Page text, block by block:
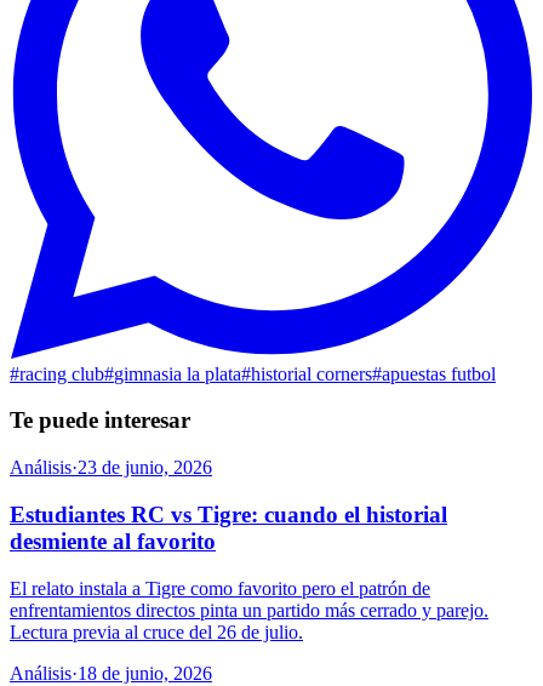
#racing club#gimnasia la plata#historial corners#apuestas futbol
Te puede interesar
Análisis·23 de junio, 2026
Estudiantes RC vs Tigre: cuando el historial
desmiente al favorito
El relato instala a Tigre como favorito pero el patrón de
enfrentamientos directos pinta un partido más cerrado y parejo.
Lectura previa al cruce del 26 de julio.
Análisis·18 de junio, 2026